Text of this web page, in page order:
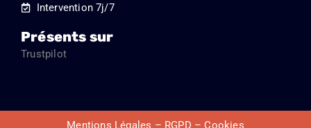
Intervention 7j/7
Présents sur
Trustpilot
Mentions Légales – RGPD – Cookies